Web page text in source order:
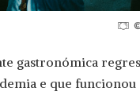
gastronómica
e que